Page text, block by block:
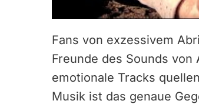
Fans von exzessivem
Freunde des Sounds von
emotionale Tracks
Musik ist das genaue